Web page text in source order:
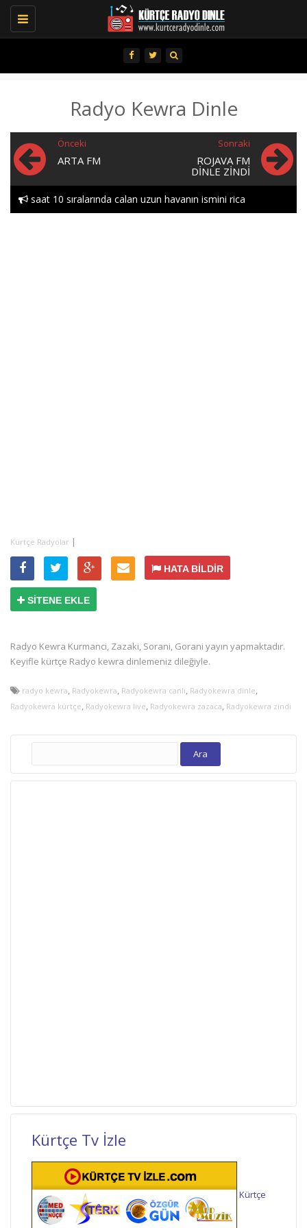
Toggle
navigation
Radyo Kewra Dinle
Önceki
ARTA FM
Sonraki
ROJAVA FM
DINLE ZINDI
saat 10 sıralarında calan uzun havanın ismini rica
Kürtçe Radyolar |
HATA BİLDİR
SİTENE EKLE
Radyo Kewra Kurmanci, Zazaki, Sorani, Gorani yayın yapmaktadır.
Keyifle kürtçe Radyo kewra dinlemeniz dileğiyle.
radyo kewra, Radyokewra, Radyokewra canlı, Radyokewra dinle,
Radyokewra kürtçe, Radyokewra live, Radyokewra zazaca, Radyokewra zindi
Arama:
Kürtçe Tv İzle
Kürtçe